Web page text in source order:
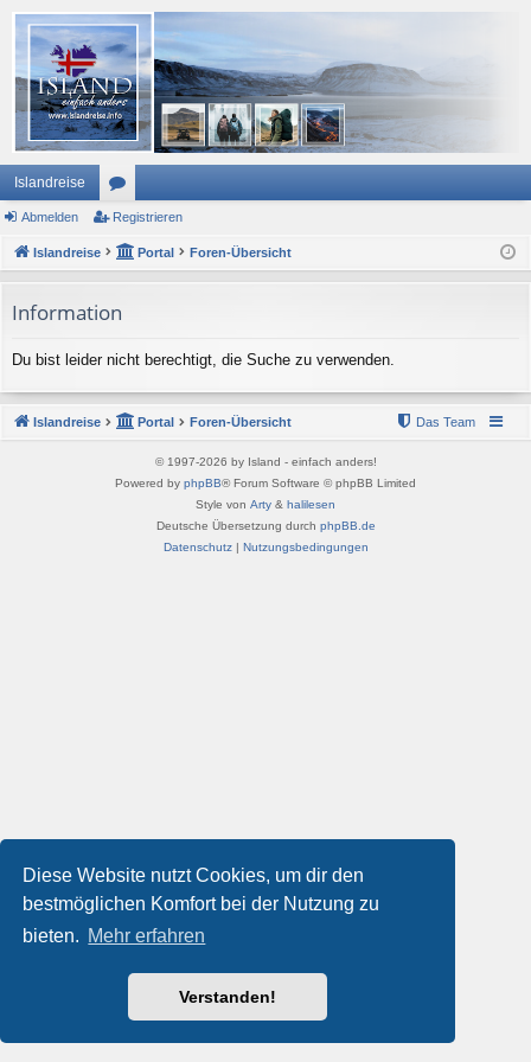
Diese Website nutzt Cookies, um dir den
bestmöglichen Komfort bei der Nutzung zu
bieten. Mehr erfahren
Verstanden!
Islandreise
or
en
Abmelden Registrieren
Islandreise Portal Foren-Übersicht
Information
Du bist leider nicht berechtigt, die Suche zu verwenden.
Islandreise Portal Foren-Übersicht Das Team
© 1997-2026 by Island - einfach anders!
Powered by phpBB® Forum Software © phpBB Limited
Style von Arty & halilesen
Deutsche Übersetzung durch phpBB.de
Datenschutz| Nutzungsbedingungen